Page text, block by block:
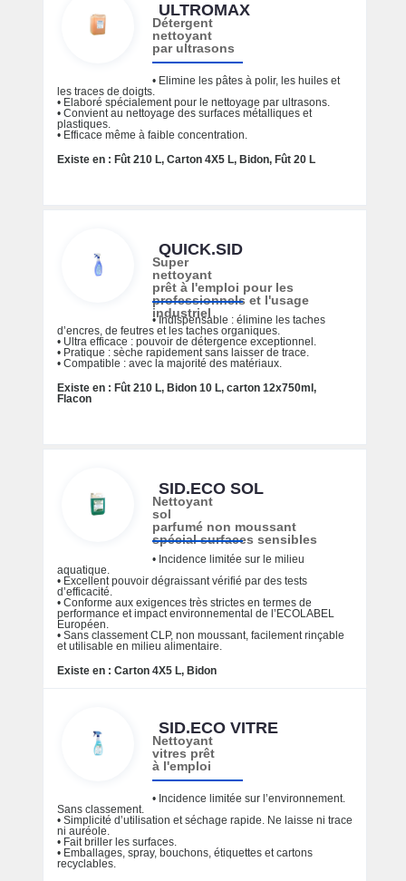
ULTROMAX
Détergent
nettoyant
par ultrasons
• Elimine les pâtes à polir, les huiles et
les traces de doigts.
• Elaboré spécialement pour le nettoyage par ultrasons.
• Convient au nettoyage des surfaces métalliques et
plastiques.
• Efficace même à faible concentration.
Existe en : Fût 210 L, Carton 4X5 L, Bidon, Fût 20 L
QUICK.SID
Super
nettoyant
prêt à l'emploi pour les
professionnels et l'usage
industriel
• Indispensable : élimine les taches
d’encres, de feutres et les taches organiques.
• Ultra efficace : pouvoir de détergence exceptionnel.
• Pratique : sèche rapidement sans laisser de trace.
• Compatible : avec la majorité des matériaux.
Existe en : Fût 210 L, Bidon 10 L, carton 12x750ml,
Flacon
SID.ECO SOL
Nettoyant
sol
parfumé non moussant
spécial surfaces sensibles
• Incidence limitée sur le milieu
aquatique.
• Excellent pouvoir dégraissant vérifié par des tests
d’efficacité.
• Conforme aux exigences très strictes en termes de
performance et impact environnemental de l’ECOLABEL
Européen.
• Sans classement CLP, non moussant, facilement rinçable
et utilisable en milieu alimentaire.
Existe en : Carton 4X5 L, Bidon
SID.ECO VITRE
Nettoyant
vitres prêt
à l'emploi
• Incidence limitée sur l’environnement.
Sans classement.
• Simplicité d’utilisation et séchage rapide. Ne laisse ni trace
ni auréole.
• Fait briller les surfaces.
• Emballages, spray, bouchons, étiquettes et cartons
recyclables.